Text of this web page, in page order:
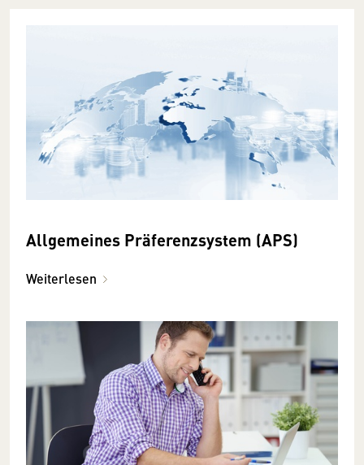
Allgemeines Präferenzsystem (APS)
Weiterlesen